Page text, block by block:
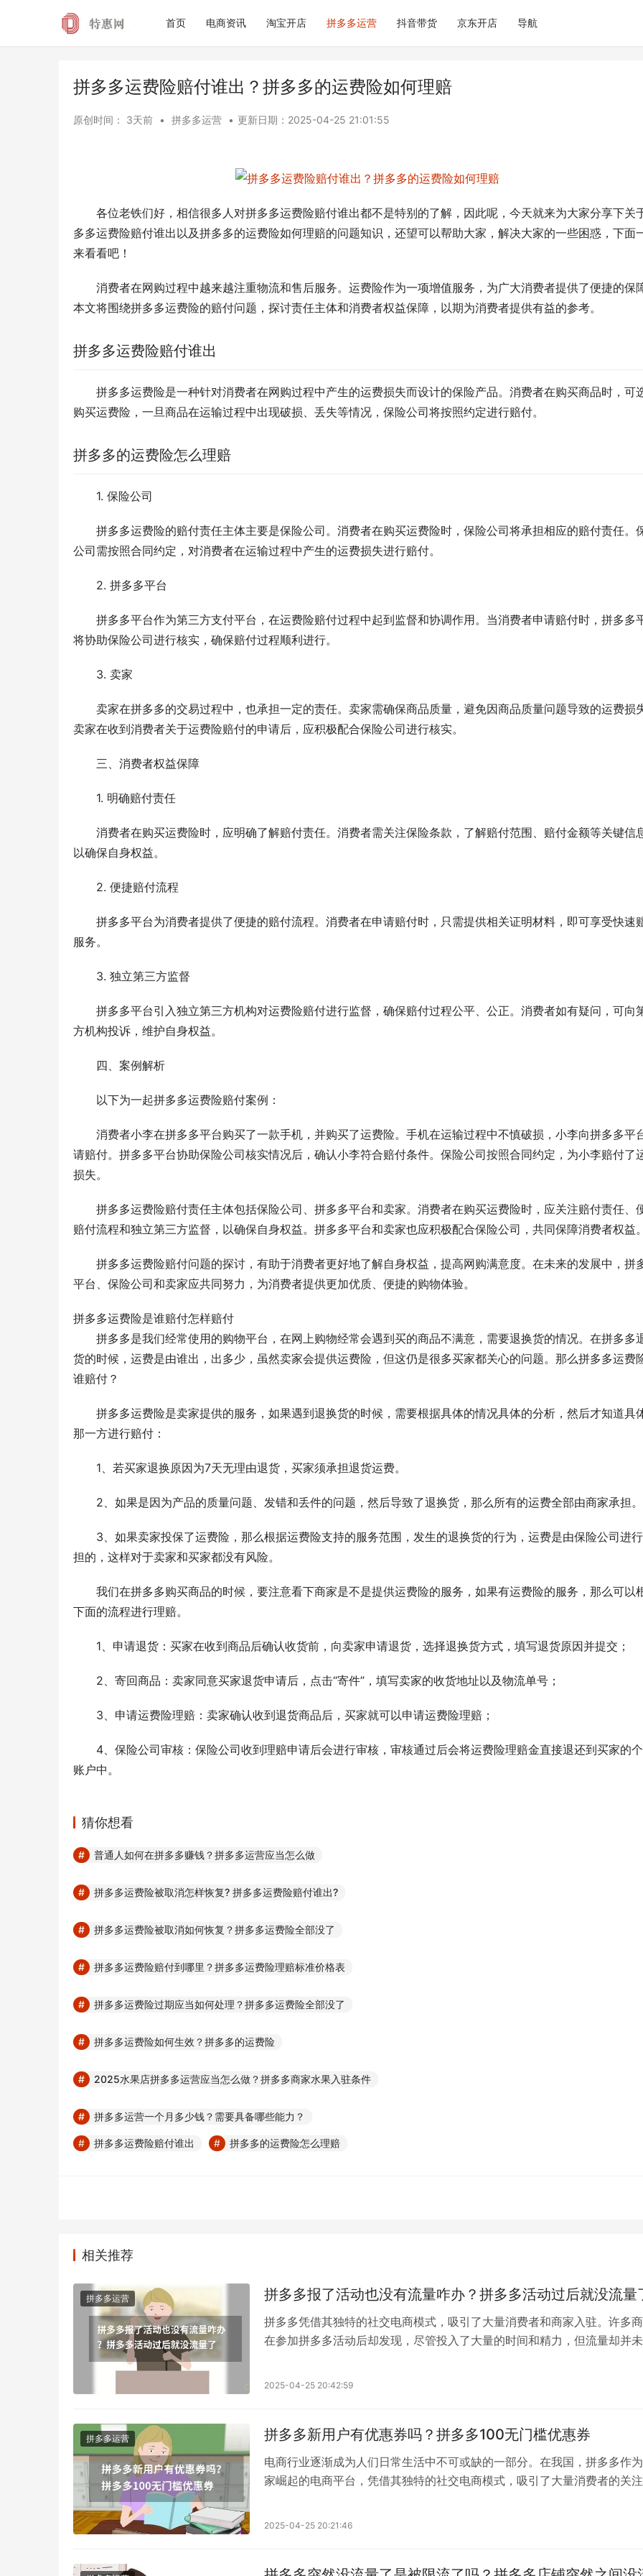
首页 电商资讯 淘宝开店 拼多多运营 抖音带货 京东开店 导航
拼多多运费险赔付谁出？拼多多的运费险如何理赔
原创时间： 3天前 • 拼多多运营 • 更新日期： 2025-04-25 21:01:55
各位老铁们好，相信很多人对拼多多运费险赔付谁出都不是特别的了解，因此呢，今天就来为大家分享下关
多多运费险赔付谁出以及拼多多的运费险如何理赔的问题知识，还望可以帮助大家，解决大家的一些困惑，下面
来看看吧！
消费者在网购过程中越来越注重物流和售后服务。运费险作为一项增值服务，为广大消费者提供了便捷的保
本文将围绕拼多多运费险的赔付问题，探讨责任主体和消费者权益保障，以期为消费者提供有益的参考。
拼多多运费险赔付谁出
拼多多运费险是一种针对消费者在网购过程中产生的运费损失而设计的保险产品。消费者在购买商品时，可
购买运费险，一旦商品在运输过程中出现破损、丢失等情况，保险公司将按照约定进行赔付。
拼多多的运费险怎么理赔
1. 保险公司
拼多多运费险的赔付责任主体主要是保险公司。消费者在购买运费险时，保险公司将承担相应的赔付责任。
公司需按照合同约定，对消费者在运输过程中产生的运费损失进行赔付。
2. 拼多多平台
拼多多平台作为第三方支付平台，在运费险赔付过程中起到监督和协调作用。当消费者申请赔付时，拼多多
将协助保险公司进行核实，确保赔付过程顺利进行。
3. 卖家
卖家在拼多多的交易过程中，也承担一定的责任。卖家需确保商品质量，避免因商品质量问题导致的运费损
卖家在收到消费者关于运费险赔付的申请后，应积极配合保险公司进行核实。
三、消费者权益保障
1. 明确赔付责任
消费者在购买运费险时，应明确了解赔付责任。消费者需关注保险条款，了解赔付范围、赔付金额等关键信
以确保自身权益。
2. 便捷赔付流程
拼多多平台为消费者提供了便捷的赔付流程。消费者在申请赔付时，只需提供相关证明材料，即可享受快速
服务。
3. 独立第三方监督
拼多多平台引入独立第三方机构对运费险赔付进行监督，确保赔付过程公平、公正。消费者如有疑问，可向
方机构投诉，维护自身权益。
四、案例解析
以下为一起拼多多运费险赔付案例：
消费者小李在拼多多平台购买了一款手机，并购买了运费险。手机在运输过程中不慎破损，小李向拼多多平
请赔付。拼多多平台协助保险公司核实情况后，确认小李符合赔付条件。保险公司按照合同约定，为小李赔付了
损失。
拼多多运费险赔付责任主体包括保险公司、拼多多平台和卖家。消费者在购买运费险时，应关注赔付责任、
赔付流程和独立第三方监督，以确保自身权益。拼多多平台和卖家也应积极配合保险公司，共同保障消费者权益
拼多多运费险赔付问题的探讨，有助于消费者更好地了解自身权益，提高网购满意度。在未来的发展中，拼
平台、保险公司和卖家应共同努力，为消费者提供更加优质、便捷的购物体验。
拼多多运费险是谁赔付怎样赔付
拼多多是我们经常使用的购物平台，在网上购物经常会遇到买的商品不满意，需要退换货的情况。在拼多多
货的时候，运费是由谁出，出多少，虽然卖家会提供运费险，但这仍是很多买家都关心的问题。那么拼多多运费
谁赔付？
拼多多运费险是卖家提供的服务，如果遇到退换货的时候，需要根据具体的情况具体的分析，然后才知道具
那一方进行赔付：
1、若买家退换原因为7天无理由退货，买家须承担退货运费。
2、如果是因为产品的质量问题、发错和丢件的问题，然后导致了退换货，那么所有的运费全部由商家承担。
3、如果卖家投保了运费险，那么根据运费险支持的服务范围，发生的退换货的行为，运费是由保险公司进
担的，这样对于卖家和买家都没有风险。
我们在拼多多购买商品的时候，要注意看下商家是不是提供运费险的服务，如果有运费险的服务，那么可以
下面的流程进行理赔。
1、申请退货：买家在收到商品后确认收货前，向卖家申请退货，选择退换货方式，填写退货原因并提交；
2、寄回商品：卖家同意买家退货申请后，点击“寄件”，填写卖家的收货地址以及物流单号；
3、申请运费险理赔：卖家确认收到退货商品后，买家就可以申请运费险理赔；
4、保险公司审核：保险公司收到理赔申请后会进行审核，审核通过后会将运费险理赔金直接退还到买家的
账户中。
猜你想看
普通人如何在拼多多赚钱？拼多多运营应当怎么做
拼多多运费险被取消怎样恢复? 拼多多运费险赔付谁出?
拼多多运费险被取消如何恢复？拼多多运费险全部没了
拼多多运费险赔付到哪里？拼多多运费险理赔标准价格表
拼多多运费险过期应当如何处理？拼多多运费险全部没了
拼多多运费险如何生效？拼多多的运费险
2025水果店拼多多运营应当怎么做？拼多多商家水果入驻条件
拼多多运营一个月多少钱？需要具备哪些能力？
拼多多运费险赔付谁出 拼多多的运费险怎么理赔
相关推荐
拼多多运营 拼多多报了活动也没有流量咋办？拼多多活动过后就没流量
拼多多凭借其独特的社交电商模式，吸引了大量消费者和商家入驻。许多
在参加拼多多活动后却发现，尽管投入了大量的时间和精力，但流量却并
2025-04-25 20:42:59
拼多多运营 拼多多新用户有优惠券吗？拼多多100无门槛优惠券
电商行业逐渐成为人们日常生活中不可或缺的一部分。在我国，拼多多作
家崛起的电商平台，凭借其独特的社交电商模式，吸引了大量消费者的关
2025-04-25 20:21:46